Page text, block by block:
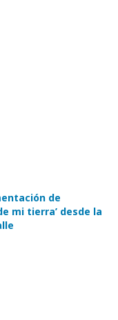
de
mi tierra’ desde la